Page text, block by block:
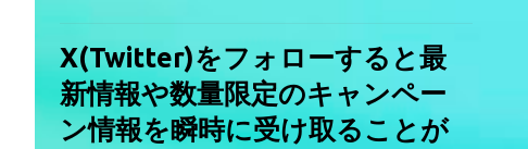
X(Twitter)をフォローすると最
新情報や数量限定のキャンペー
ン情報を瞬時に受け取ることが